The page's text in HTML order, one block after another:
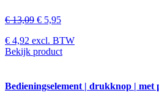
€13,09 € 5,95
€ 4,92 excl. BTW
Bekijk product
Bedieningselement | drukknop | met